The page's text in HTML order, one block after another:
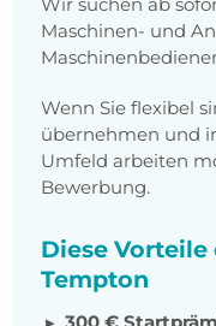
Wir suchen ab
Maschinen- und
Wenn Sie flexibel
übernehmen und
Umfeld arbeiten
Bewerbung.
Diese
Tempton